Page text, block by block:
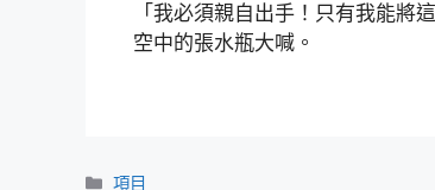
「我必須親自出手！只有我能將
空中的張水瓶大喊。
分
項目